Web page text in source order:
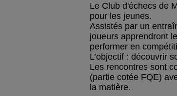
Le Club d'échecs de
pour les jeunes.
Assistés par un
joueurs apprendront
performer en
L’objectif : découvrir
Les rencontres sont
(partie cotée FQE)
la matière.